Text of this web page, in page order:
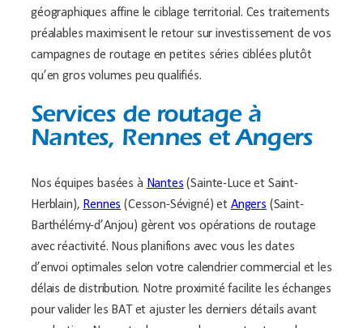
géographiques affine le ciblage territorial. Ces traitements
préalables maximisent le retour sur investissement de vos
campagnes de routage en petites séries ciblées plutôt
qu’en gros volumes peu qualifiés.
Services de routage à
Nantes, Rennes et Angers
Nos équipes basées à Nantes (Sainte-Luce et Saint-
Herblain), Rennes (Cesson-Sévigné) et Angers (Saint-
Barthélémy-d’Anjou) gèrent vos opérations de routage
avec réactivité. Nous planifions avec vous les dates
d’envoi optimales selon votre calendrier commercial et les
délais de distribution. Notre proximité facilite les échanges
pour valider les BAT et ajuster les derniers détails avant